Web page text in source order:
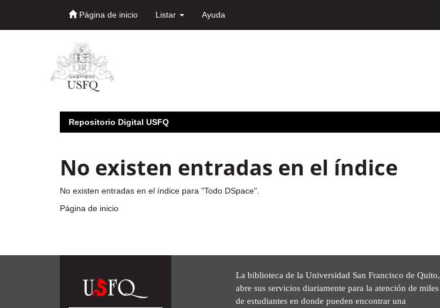
Página de inicio Listar Ayuda
Repositorio Digital USFQ
No existen entradas en el índice
No existen entradas en el índice para "Todo DSpace".
Página de inicio
La biblioteca de la Universidad San Francisco de Quito,
abre sus servicios diariamente para la atención de miles
de estudiantes en donde pueden encontrar una